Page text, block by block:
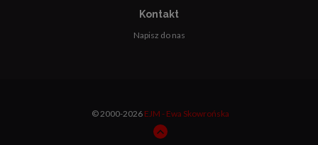
Kontakt
Napisz do nas
© 2000-2026 EJM - Ewa Skowrońska